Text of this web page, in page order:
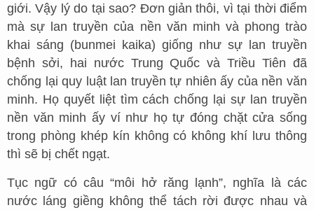
giới. Vậy lý do tại sao? Đơn giản thôi, vì tại thời điểm
mà sự lan truyền của nền văn minh và phong trào
khai sáng (bunmei kaika) giống như sự lan truyền
bệnh sởi, hai nước Trung Quốc và Triều Tiên đã
chống lại quy luật lan truyền tự nhiên ấy của nền văn
minh. Họ quyết liệt tìm cách chống lại sự lan truyền
nền văn minh ấy ví như họ tự đóng chặt cửa sống
trong phòng khép kín không có không khí lưu thông
thì sẽ bị chết ngạt.
Tục ngữ có câu “môi hở răng lạnh”, nghĩa là các
nước láng giềng không thể tách rời được nhau và